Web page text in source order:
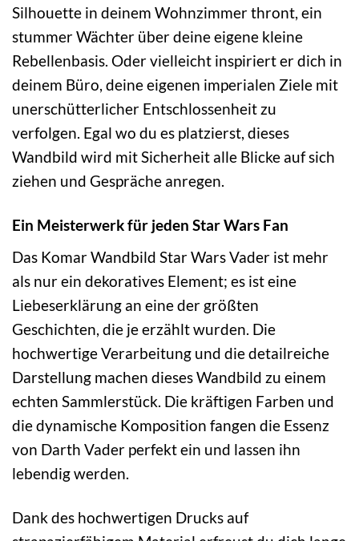
Silhouette in deinem Wohnzimmer thront, ein
stummer Wächter über deine eigene kleine
Rebellenbasis. Oder vielleicht inspiriert er dich in
deinem Büro, deine eigenen imperialen Ziele mit
unerschütterlicher Entschlossenheit zu
verfolgen. Egal wo du es platzierst, dieses
Wandbild wird mit Sicherheit alle Blicke auf sich
ziehen und Gespräche anregen.
Ein Meisterwerk für jeden Star Wars Fan
Das Komar Wandbild Star Wars Vader ist mehr
als nur ein dekoratives Element; es ist eine
Liebeserklärung an eine der größten
Geschichten, die je erzählt wurden. Die
hochwertige Verarbeitung und die detailreiche
Darstellung machen dieses Wandbild zu einem
echten Sammlerstück. Die kräftigen Farben und
die dynamische Komposition fangen die Essenz
von Darth Vader perfekt ein und lassen ihn
lebendig werden.
Dank des hochwertigen Drucks auf